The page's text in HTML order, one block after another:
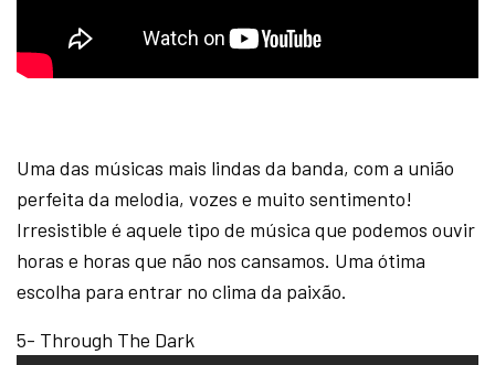
Uma das músicas mais lindas da banda, com a união
perfeita da melodia, vozes e muito sentimento!
Irresistible é aquele tipo de música que podemos ouvir
horas e horas que não nos cansamos. Uma ótima
escolha para entrar no clima da paixão.
5- Through The Dark